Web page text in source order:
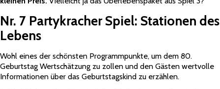
Nr. 7 Partykracher Spiel: Stationen des
Lebens
Wohl eines der schönsten Programmpunkte, um dem 80.
Geburtstag Wertschätzung zu zollen und den Gästen wertvolle
Informationen über das Geburtstagskind zu erzählen.